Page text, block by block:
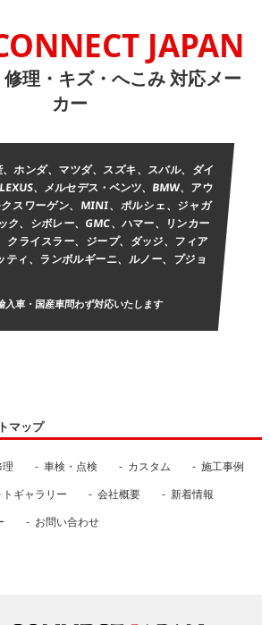
JAPAN
理・キズ・へこみ 対応メー
カー
、ホンダ、マツダ、スズキ、スバル、ダイ
、メルセデス・ベンツ、BMW、アウ
スワーゲン、MINI、ポルシェ、ジャガ
ク、シボレー、GMC、ハマー、リンカー
クライスラー、ジープ、ダッジ、フィア
ティ、ランボルギーニ、ルノー、プジョ
入車・国産車問わず対応いたします
マップ
理 車検・点検 カスタム
施工事例
トギャラリー 会社概要
新着情報
お問い合わせ